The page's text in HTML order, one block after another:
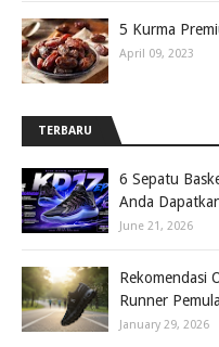
5 Kurma
April 09, 2023
TERBARU
6 Sepatu
Anda
June 21, 2026
Rekomendasi
Runner
January 29, 2026